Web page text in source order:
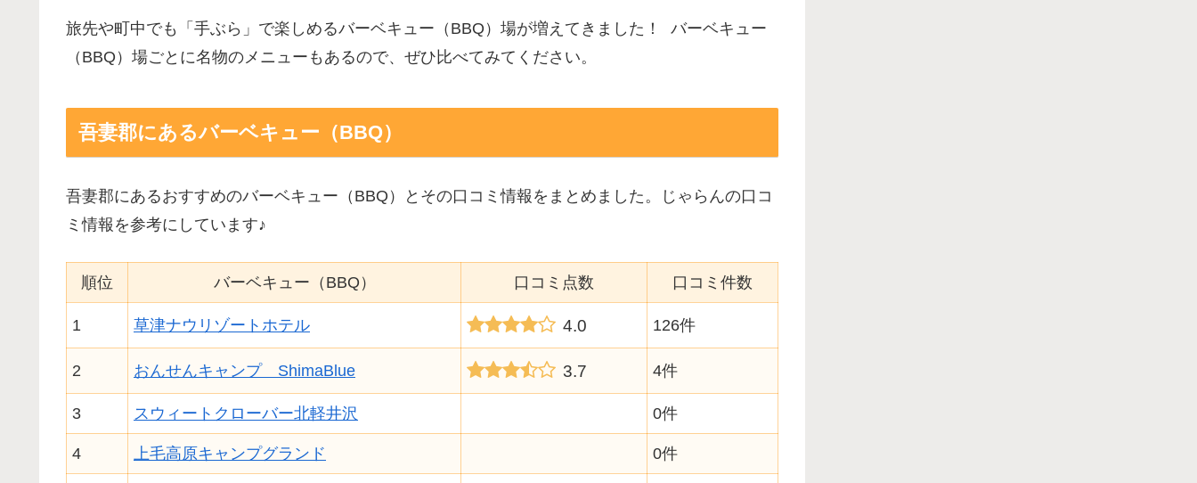
旅先や町中でも「手ぶら」で楽しめるバーベキュー（BBQ）場が増えてきました！ バーベキュー
（BBQ）場ごとに名物のメニューもあるので、ぜひ比べてみてください。
吾妻郡にあるバーベキュー（BBQ）
吾妻郡にあるおすすめのバーベキュー（BBQ）とその口コミ情報をまとめました。じゃらんの口コ
ミ情報を参考にしています♪
順位 バーベキュー（BBQ） 口コミ点数 口コミ件数
1 草津ナウリゾートホテル 4.0 126件
2 おんせんキャンプ ShimaBlue 3.7 4件
3 スウィートクローバー北軽井沢 0件
4 上毛高原キャンプグランド 0件